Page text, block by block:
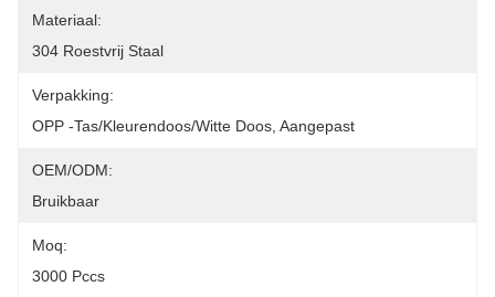
Materiaal:
304 Roestvrij Staal
Verpakking:
OPP -tas/kleurendoos/witte Doos, Aangepast
OEM/ODM:
Bruikbaar
Moq:
3000 Pccs